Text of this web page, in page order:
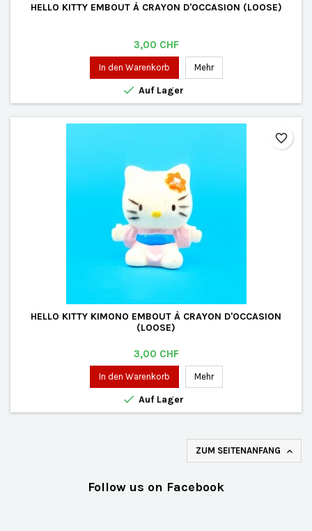
HELLO KITTY EMBOUT À CRAYON D'OCCASION (LOOSE)
Preis
3,00 CHF
In den Warenkorb Mehr
 Auf Lager
HELLO KITTY KIMONO EMBOUT À CRAYON D'OCCASION
(LOOSE)
Preis
3,00 CHF
In den Warenkorb Mehr
 Auf Lager
favorite_border
ZUM SEITENANFANG 
Follow us on Facebook